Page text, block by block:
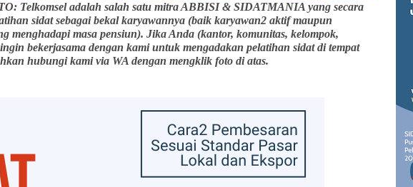
Telkomsel adalah salah satu mitra ABBISI & SIDATMANIA yang secara
sidat sebagai bekal karyawannya (baik karyawan2 aktif maupun
menghadapi masa pensiun). Jika Anda (kantor, komunitas, kelompok,
bekerjasama dengan kami untuk mengadakan pelatihan sidat di tempat
hubungi kami via WA dengan mengklik foto di atas.